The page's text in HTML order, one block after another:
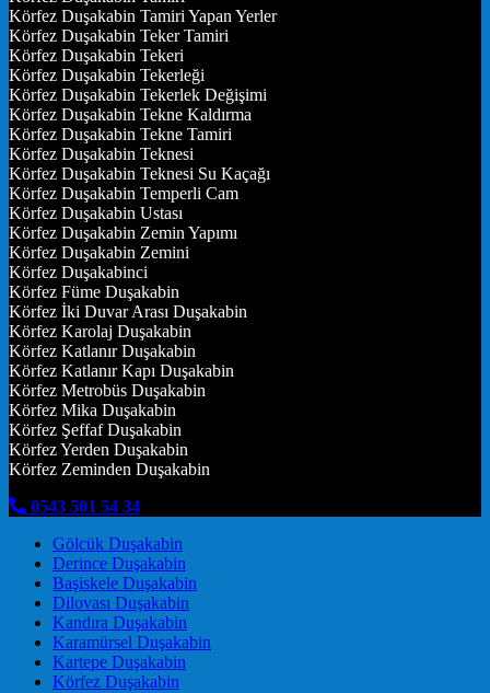
Körfez Duşakabin Tamiri Yapan Yerler
Körfez Duşakabin Teker Tamiri
Körfez Duşakabin Tekeri
Körfez Duşakabin Tekerleği
Körfez Duşakabin Tekerlek Değişimi
Körfez Duşakabin Tekne Kaldırma
Körfez Duşakabin Tekne Tamiri
Körfez Duşakabin Teknesi
Körfez Duşakabin Teknesi Su Kaçağı
Körfez Duşakabin Temperli Cam
Körfez Duşakabin Ustası
Körfez Duşakabin Zemin Yapımı
Körfez Duşakabin Zemini
Körfez Duşakabinci
Körfez Füme Duşakabin
Körfez İki Duvar Arası Duşakabin
Körfez Karolaj Duşakabin
Körfez Katlanır Duşakabin
Körfez Katlanır Kapı Duşakabin
Körfez Metrobüs Duşakabin
Körfez Mika Duşakabin
Körfez Şeffaf Duşakabin
Körfez Yerden Duşakabin
Körfez Zeminden Duşakabin
0543 501 54 34
Gölcük Duşakabin
Derince Duşakabin
Başiskele Duşakabin
Dilovası Duşakabin
Kandıra Duşakabin
Karamürsel Duşakabin
Kartepe Duşakabin
Körfez Duşakabin